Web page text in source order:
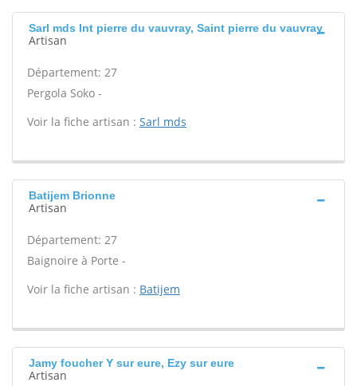
Sarl mds Int pierre du vauvray, Saint pierre du vauvray
Artisan
Département: 27
Pergola Soko -
Voir la fiche artisan : Sarl mds
Batijem Brionne
Artisan
Département: 27
Baignoire à Porte -
Voir la fiche artisan : Batijem
Jamy foucher Y sur eure, Ezy sur eure
Artisan